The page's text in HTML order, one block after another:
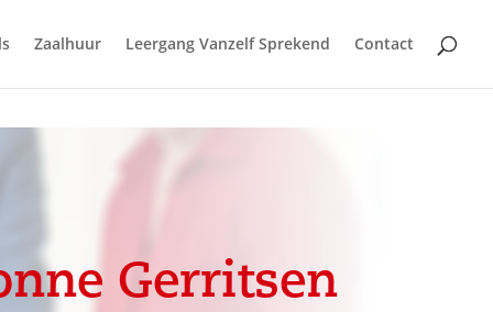
Zaalhuur Leergang Vanzelf Sprekend Contact
Gerritsen